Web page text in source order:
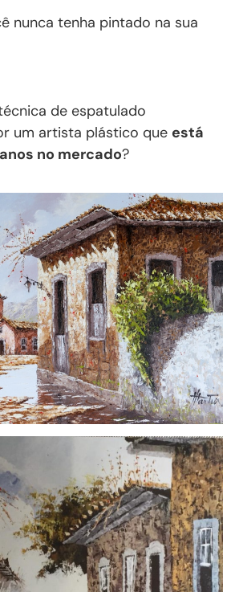
nunca tenha pintado na sua
de espatulado
um artista plástico que está
no mercado?